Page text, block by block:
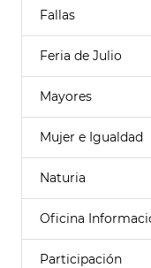
Fallas
Feria de Julio
Mayores
Mujer e Igualdad
Naturia
Oficina
Participación